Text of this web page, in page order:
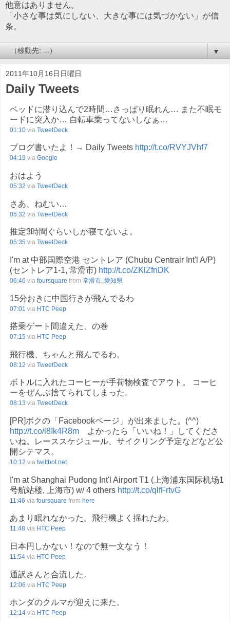
他意はありません。
「小さな事は気にしない、大きな事には気づかない」が信
条。
▼
2011年10月16日日曜日
Daily Tweets
ベッドに潜り込んで2時間…さっぱり眠れん… また不眠モ
ードに突入か… 自転車乗ってないしなぁ…
01:10 via TweetDeck
ブログ書いたよ！→ Daily Tweets http://t.co/RVYJVhf7
04:19 via Google
おはよう
05:32 via TweetDeck
さあ、ねむい…
05:32 via TweetDeck
推定3時間ぐらいしか寝てないよ。
05:35 via TweetDeck
I'm at 中部国際空港 セントレア (Chubu Centrair Int'l A/P)
(セントレア1-1, 常滑市) http://t.co/ZKlZfnDK
06:46 via foursquare from 常滑市, 愛知県
15分おきに中国行きが飛んでるわ
07:01 via HTC Peep
搭乗ゲート間違えた、の巻
07:15 via HTC Peep
飛行機、ちゃんと飛んでるわ。
08:12 via TweetDeck
ボトルに入れたコーヒーが手荷物検査でアウト。 コーヒ
ーをぜんぶ捨てられてしまった。
08:13 via TweetDeck
[PR]ボクの「Facebookページ」が出来ました。(^^)
http://t.co/l8Ik4R8mよかったら「いいね！」してくださ
いね。レーススケジュール、サイクリング予定などなど公
開シテマス。
10:12 via twittbot.net
I'm at Shanghai Pudong Int'l Airport T1 (上海浦东国际机场1
号航站楼, 上海市) w/ 4 others http://t.co/qlfFrtvG
11:46 via foursquare from here
あまり眠れなかった。飛行機よく揺れたわ。
11:48 via HTC Peep
日本円しかない！なので無一文なう！
11:54 via HTC Peep
通訳さんと合流した。
12:06 via HTC Peep
ホンダのクルマが迎えに来た。
12:14 via HTC Peep